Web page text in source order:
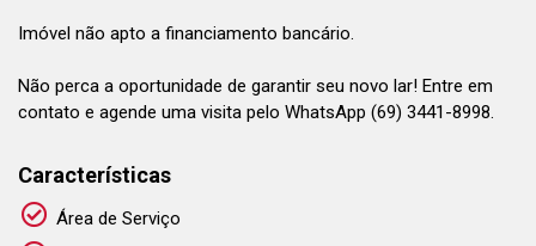
Imóvel não apto a financiamento bancário.
Não perca a oportunidade de garantir seu novo lar! Entre em
contato e agende uma visita pelo WhatsApp (69) 3441-8998.
Características
Área de Serviço